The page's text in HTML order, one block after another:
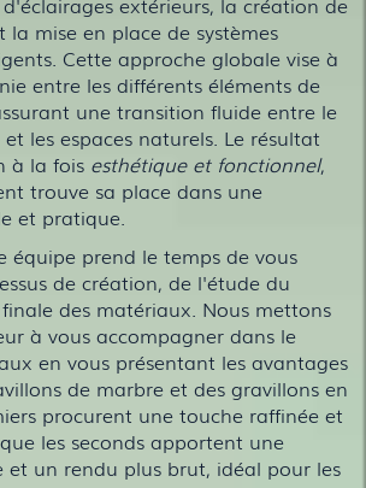
la mise en place de systèmes
Cette approche globale vise à
entre les différents éléments de
une transition fluide entre le
les espaces naturels. Le résultat
à la fois esthétique et fonctionnel,
trouve sa place dans une
et pratique.
équipe prend le temps de vous
de création, de l'étude du
des matériaux. Nous mettons
à vous accompagner dans le
en vous présentant les avantages
de marbre et des gravillons en
procurent une touche raffinée et
les seconds apportent une
et un rendu plus brut, idéal pour les